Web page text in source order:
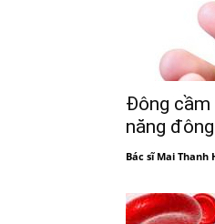
Đông
năng
Bác sĩ Mai Thanh